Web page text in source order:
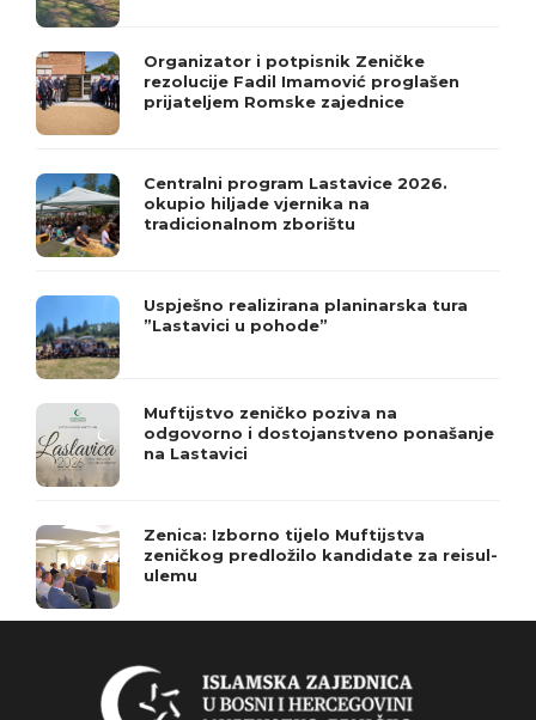
Organizator i potpisnik Zeničke
rezolucije Fadil Imamović proglašen
prijateljem Romske zajednice
Centralni program Lastavice 2026.
okupio hiljade vjernika na
tradicionalnom zborištu
Uspješno realizirana planinarska tura
”Lastavici u pohode”
Muftijstvo zeničko poziva na
odgovorno i dostojanstveno ponašanje
na Lastavici
Zenica: Izborno tijelo Muftijstva
zeničkog predložilo kandidate za reisul-
ulemu